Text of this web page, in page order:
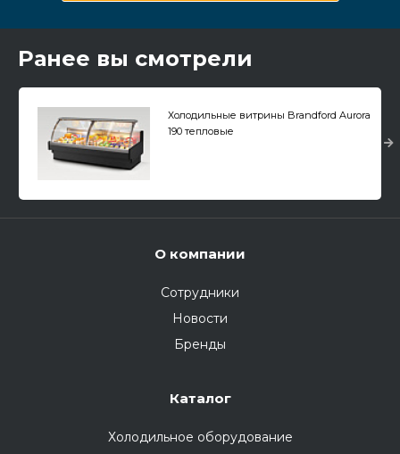
Ранее вы смотрели
Холодильные витрины Brandford Aurora
190 тепловые
О компании
Сотрудники
Новости
Бренды
Каталог
Холодильное оборудование